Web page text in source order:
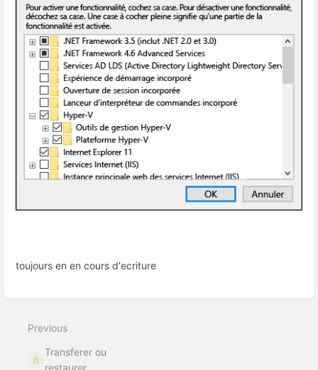
toujours en en cours d'ecriture
mode
Previous
Transferer ou
restaurer